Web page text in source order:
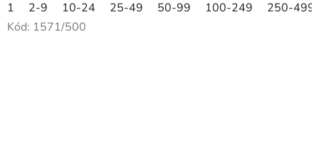
1 2-9 10-24 25-49 50-99 100-249
250-499
Kód: 1571/500